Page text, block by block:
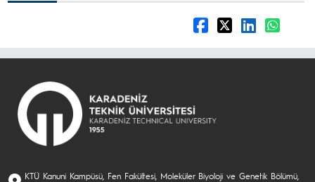
KTÜ Kanuni Kampüsü, Fen Fakültesi, Moleküler Biyoloji ve Genetik Bölümü,